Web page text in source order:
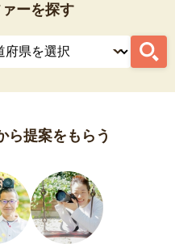
ーを探す
ら提案をもらう